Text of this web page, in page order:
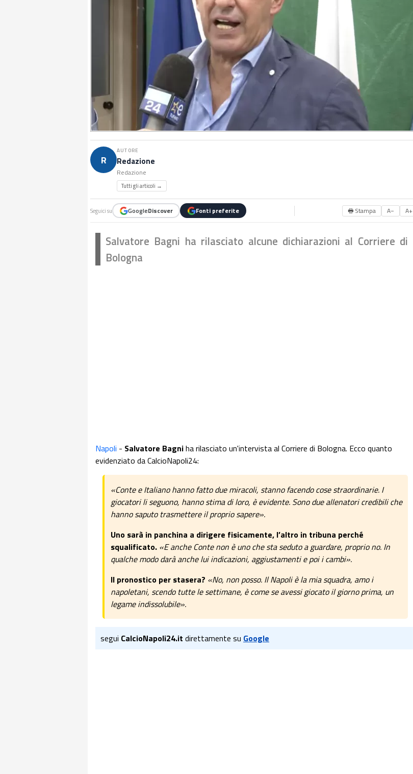
R
AUTORE
Redazione
Redazione
Tutti gli articoli →
Seguici su GoogleDiscover Fonti preferite 🖶 Stampa A− A+
Salvatore Bagni ha rilasciato alcune dichiarazioni al Corriere di
Bologna
Napoli - Salvatore Bagniha rilasciato un'intervista al Corriere di Bologna. Ecco quanto
evidenziato da CalcioNapoli24:
«Conte e Italiano hanno fatto due miracoli, stanno facendo cose straordinarie. I
giocatori li seguono, hanno stima di loro, è evidente. Sono due allenatori credibili che
hanno saputo trasmettere il proprio sapere».
Uno sarà in panchina a dirigere fisicamente, l’altro in tribuna perché
squalificato. «E anche Conte non è uno che sta seduto a guardare, proprio no. In
qualche modo darà anche lui indicazioni, aggiustamenti e poi i cambi».
Il pronostico per stasera? «No, non posso. Il Napoli è la mia squadra, amo i
napoletani, scendo tutte le settimane, è come se avessi giocato il giorno prima, un
legame indissolubile».
segui CalcioNapoli24.it direttamente su Google